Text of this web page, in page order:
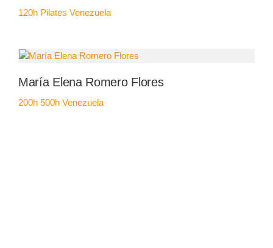
120h Pilates Venezuela
María Elena Romero Flores
200h 500h Venezuela